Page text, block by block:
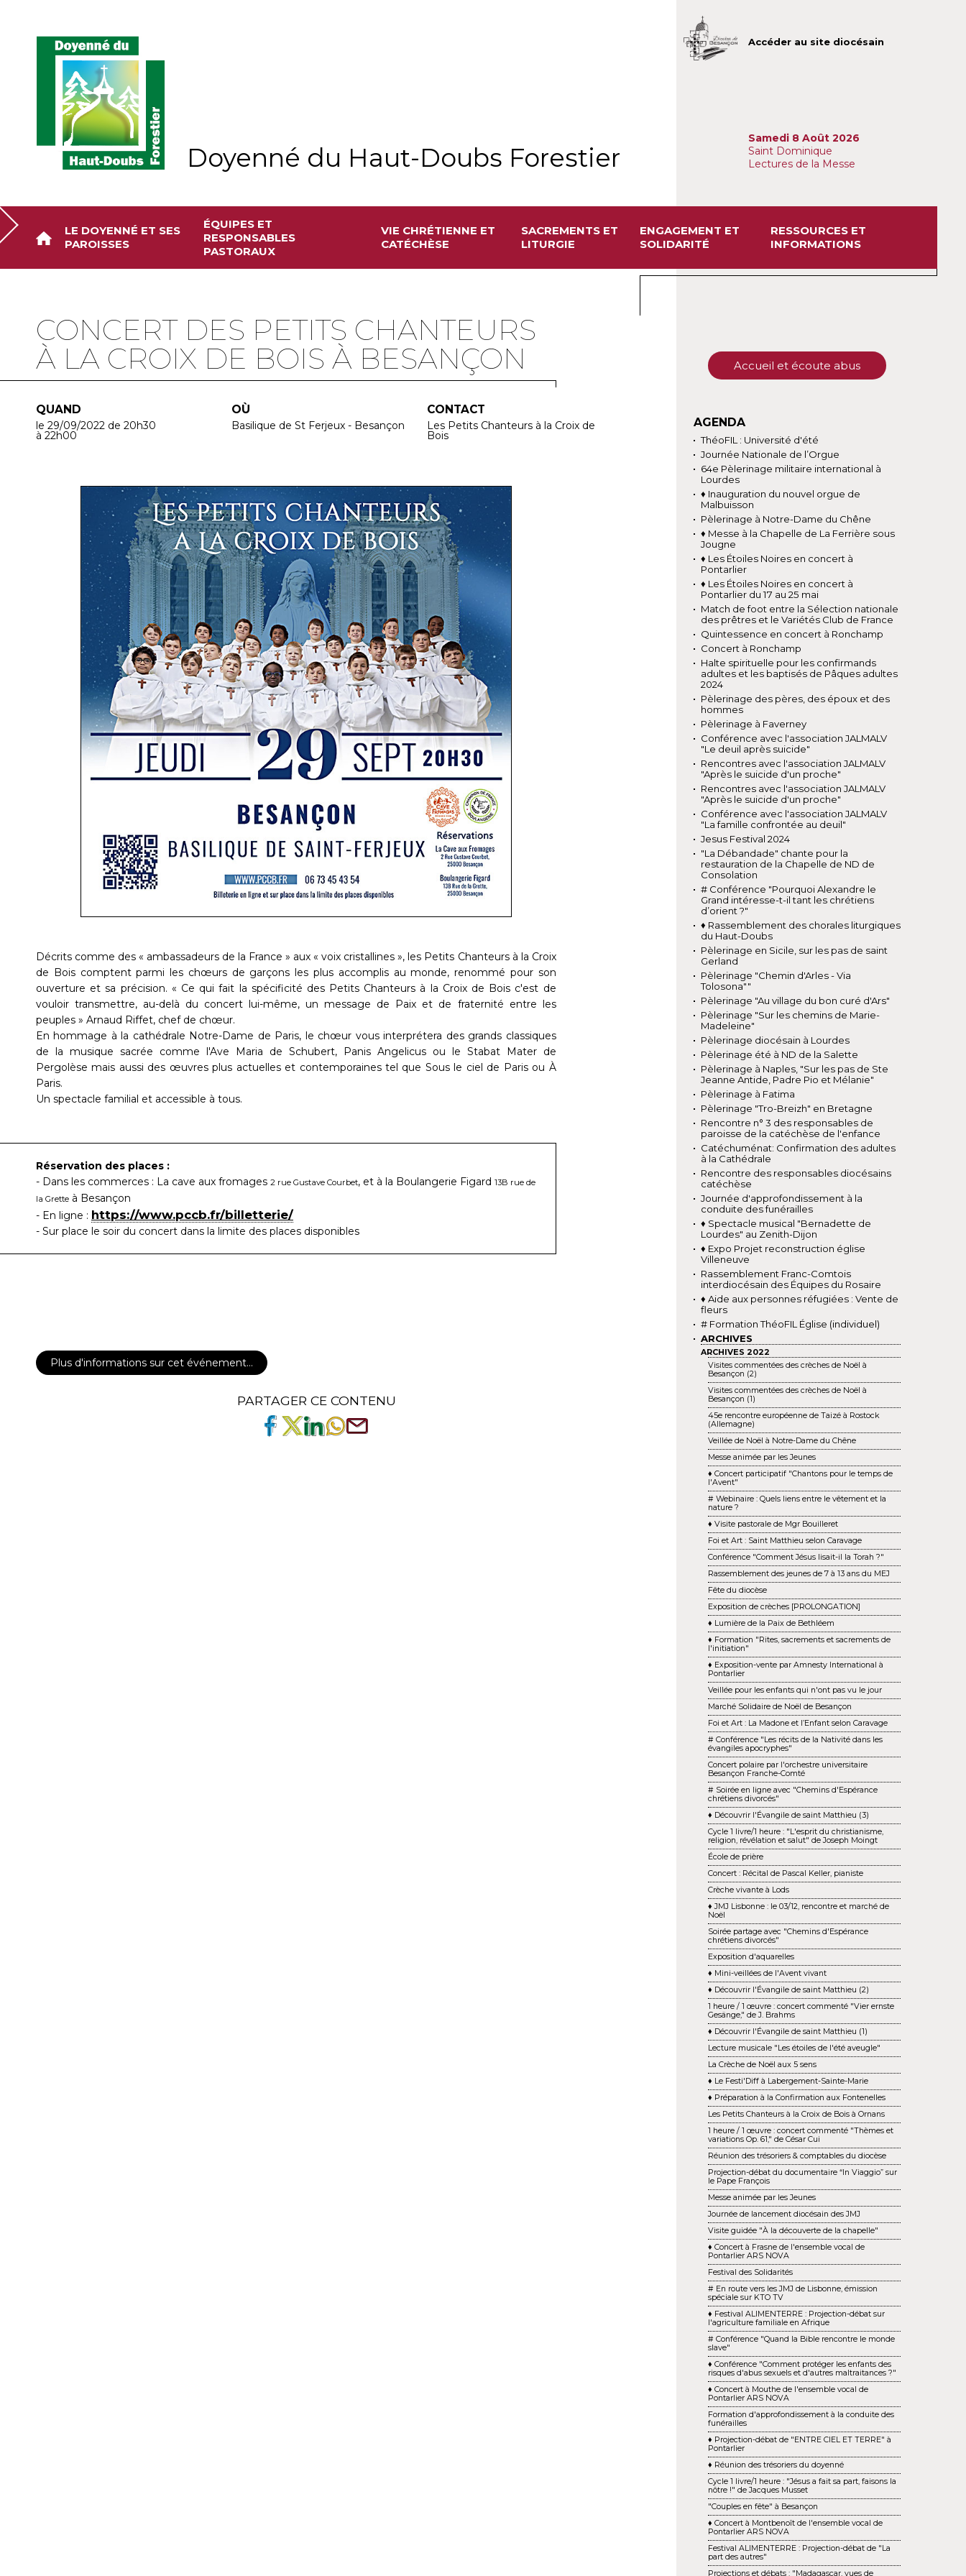
Accéder au site diocésain
Doyenné du Haut-Doubs Forestier
Samedi 8 Août 2026
Saint Dominique
Lectures de la Messe
LE DOYENNÉ ET SES
PAROISSES
ÉQUIPES ET
RESPONSABLES
PASTORAUX
VIE CHRÉTIENNE ET
CATÉCHÈSE
SACREMENTS ET
LITURGIE
ENGAGEMENT ET
SOLIDARITÉ
RESSOURCES ET
INFORMATIONS
CONCERT DES PETITS CHANTEURS
À LA CROIX DE BOIS À BESANÇON
QUAND
le 29/09/2022 de 20h30
à 22h00
OÙ
Basilique de St Ferjeux - Besançon
CONTACT
Les Petits Chanteurs à la Croix de
Bois
Décrits comme des « ambassadeurs de la France » aux « voix cristallines », les Petits Chanteurs à la Croix
de Bois comptent parmi les chœurs de garçons les plus accomplis au monde, renommé pour son
ouverture et sa précision. « Ce qui fait la spécificité des Petits Chanteurs à la Croix de Bois c'est de
vouloir transmettre, au-delà du concert lui-même, un message de Paix et de fraternité entre les
peuples » Arnaud Riffet, chef de chœur.
En hommage à la cathédrale Notre-Dame de Paris, le chœur vous interprétera des grands classiques
de la musique sacrée comme l'Ave Maria de Schubert, Panis Angelicus ou le Stabat Mater de
Pergolèse mais aussi des œuvres plus actuelles et contemporaines tel que Sous le ciel de Paris ou À
Paris.
Un spectacle familial et accessible à tous.
Réservation des places :
- Dans les commerces : La cave aux fromages 2 rue Gustave Courbet, et à la Boulangerie Figard 13B rue de
la Grette à Besançon
- En ligne : https://www.pccb.fr/billetterie/
- Sur place le soir du concert dans la limite des places disponibles
Plus d'informations sur cet événement…
PARTAGER CE CONTENU
Accueil et écoute abus
AGENDA
ThéoFIL : Université d'été
Journée Nationale de l’Orgue
64e Pèlerinage militaire international à
Lourdes
♦ Inauguration du nouvel orgue de
Malbuisson
Pèlerinage à Notre-Dame du Chêne
♦ Messe à la Chapelle de La Ferrière sous
Jougne
♦ Les Étoiles Noires en concert à
Pontarlier
♦ Les Étoiles Noires en concert à
Pontarlier du 17 au 25 mai
Match de foot entre la Sélection nationale
des prêtres et le Variétés Club de France
Quintessence en concert à Ronchamp
Concert à Ronchamp
Halte spirituelle pour les confirmands
adultes et les baptisés de Pâques adultes
2024
Pèlerinage des pères, des époux et des
hommes
Pèlerinage à Faverney
Conférence avec l'association JALMALV
"Le deuil après suicide"
Rencontres avec l'association JALMALV
"Après le suicide d'un proche"
Rencontres avec l'association JALMALV
"Après le suicide d'un proche"
Conférence avec l'association JALMALV
"La famille confrontée au deuil"
Jesus Festival 2024
"La Débandade" chante pour la
restauration de la Chapelle de ND de
Consolation
# Conférence "Pourquoi Alexandre le
Grand intéresse-t-il tant les chrétiens
d’orient ?"
♦ Rassemblement des chorales liturgiques
du Haut-Doubs
Pèlerinage en Sicile, sur les pas de saint
Gerland
Pèlerinage "Chemin d'Arles - Via
Tolosona""
Pèlerinage "Au village du bon curé d'Ars"
Pèlerinage "Sur les chemins de Marie-
Madeleine"
Pèlerinage diocésain à Lourdes
Pèlerinage été à ND de la Salette
Pèlerinage à Naples, "Sur les pas de Ste
Jeanne Antide, Padre Pio et Mélanie"
Pèlerinage à Fatima
Pèlerinage "Tro-Breizh" en Bretagne
Rencontre n° 3 des responsables de
paroisse de la catéchèse de l'enfance
Catéchuménat: Confirmation des adultes
à la Cathédrale
Rencontre des responsables diocésains
catéchèse
Journée d'approfondissement à la
conduite des funérailles
♦ Spectacle musical "Bernadette de
Lourdes" au Zenith-Dijon
♦ Expo Projet reconstruction église
Villeneuve
Rassemblement Franc-Comtois
interdiocésain des Équipes du Rosaire
♦ Aide aux personnes réfugiées : Vente de
fleurs
# Formation ThéoFIL Église (individuel)
ARCHIVES
ARCHIVES 2022
Visites commentées des crèches de Noël à
Besançon (2)
Visites commentées des crèches de Noël à
Besançon (1)
45e rencontre européenne de Taizé à Rostock
(Allemagne)
Veillée de Noël à Notre-Dame du Chêne
Messe animée par les Jeunes
♦ Concert participatif "Chantons pour le temps de
l'Avent"
# Webinaire : Quels liens entre le vêtement et la
nature ?
♦ Visite pastorale de Mgr Bouilleret
Foi et Art : Saint Matthieu selon Caravage
Conférence "Comment Jésus lisait-il la Torah ?"
Rassemblement des jeunes de 7 à 13 ans du MEJ
Fête du diocèse
Exposition de crèches [PROLONGATION]
♦ Lumière de la Paix de Bethléem
♦ Formation "Rites, sacrements et sacrements de
l'initiation"
♦ Exposition-vente par Amnesty International à
Pontarlier
Veillée pour les enfants qui n'ont pas vu le jour
Marché Solidaire de Noël de Besançon
Foi et Art : La Madone et l’Enfant selon Caravage
# Conférence "Les récits de la Nativité dans les
évangiles apocryphes"
Concert polaire par l'orchestre universitaire
Besançon Franche-Comté
# Soirée en ligne avec "Chemins d'Espérance
chrétiens divorcés"
♦ Découvrir l'Évangile de saint Matthieu (3)
Cycle 1 livre/1 heure : "L'esprit du christianisme,
religion, révélation et salut" de Joseph Moingt
École de prière
Concert : Récital de Pascal Keller, pianiste
Crèche vivante à Lods
♦ JMJ Lisbonne : le 03/12, rencontre et marché de
Noël
Soirée partage avec "Chemins d'Espérance
chrétiens divorcés"
Exposition d'aquarelles
♦ Mini-veillées de l'Avent vivant
♦ Découvrir l'Évangile de saint Matthieu (2)
1 heure / 1 œuvre : concert commenté "Vier ernste
Gesänge," de J. Brahms
♦ Découvrir l'Évangile de saint Matthieu (1)
Lecture musicale "Les étoiles de l'été aveugle"
La Crèche de Noël aux 5 sens
♦ Le Festi'Diff à Labergement-Sainte-Marie
♦ Préparation à la Confirmation aux Fontenelles
Les Petits Chanteurs à la Croix de Bois à Ornans
1 heure / 1 œuvre : concert commenté "Thèmes et
variations Op. 61," de César Cui
Réunion des trésoriers & comptables du diocèse
Projection-débat du documentaire “In Viaggio” sur
le Pape François
Messe animée par les Jeunes
Journée de lancement diocésain des JMJ
Visite guidée "À la découverte de la chapelle"
♦ Concert à Frasne de l'ensemble vocal de
Pontarlier ARS NOVA
Festival des Solidarités
# En route vers les JMJ de Lisbonne, émission
spéciale sur KTO TV
♦ Festival ALIMENTERRE : Projection-débat sur
l'agriculture familiale en Afrique
# Conférence "Quand la Bible rencontre le monde
slave"
♦ Conférence "Comment protéger les enfants des
risques d'abus sexuels et d'autres maltraitances ?"
♦ Concert à Mouthe de l'ensemble vocal de
Pontarlier ARS NOVA
Formation d'approfondissement à la conduite des
funérailles
♦ Projection-débat de "ENTRE CIEL ET TERRE" à
Pontarlier
♦ Réunion des trésoriers du doyenné
Cycle 1 livre/1 heure : "Jésus a fait sa part, faisons la
nôtre !" de Jacques Musset
"Couples en fête" à Besançon
♦ Concert à Montbenoît de l'ensemble vocal de
Pontarlier ARS NOVA
Festival ALIMENTERRE : Projection-débat de "La
part des autres"
Projections et débats : "Madagascar, vues de